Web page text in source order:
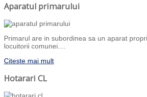
Aparatul primarului
Primarul are in subordinea sa un aparat
locuitorii comunei....
Citeste mai mult
Hotarari CL